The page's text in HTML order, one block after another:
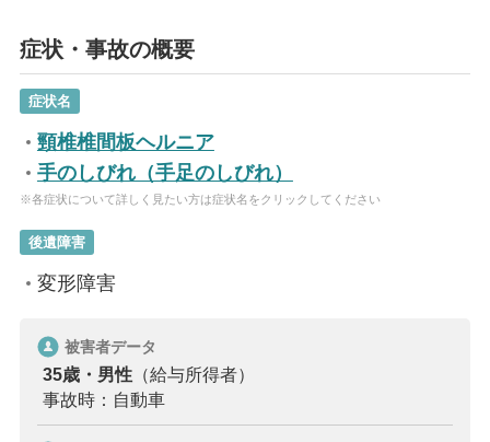
症状・事故の概要
症状名
頸椎椎間板ヘルニア
手のしびれ（手足のしびれ）
※各症状について詳しく見たい方は症状名をクリックしてください
後遺障害
変形障害
被害者データ
35歳・男性 （給与所得者）
事故時：自動車